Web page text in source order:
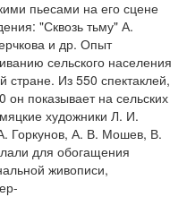
пьесами на его сцене
"Сквозь тьму" А.
и др. Опыт
сельского населения
стране. Из 550 спектаклей,
он показывает на сельских
художники Л. И.
Горкунов, А. В. Мошев, В.
для обогащения
живописи,